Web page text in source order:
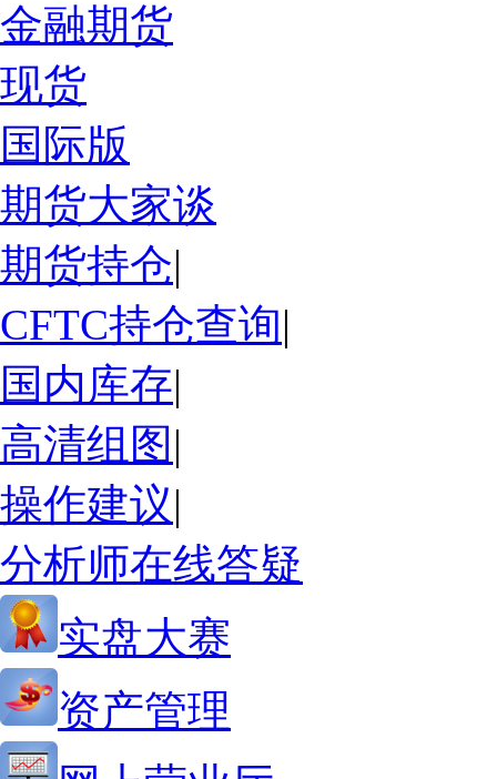
金融期货
现货
国际版
期货大家谈
期货持仓|
CFTC持仓查询|
国内库存|
高清组图 |
操作建议|
分析师在线答疑
实盘大赛
资产管理